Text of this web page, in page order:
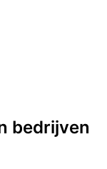
bedrijven